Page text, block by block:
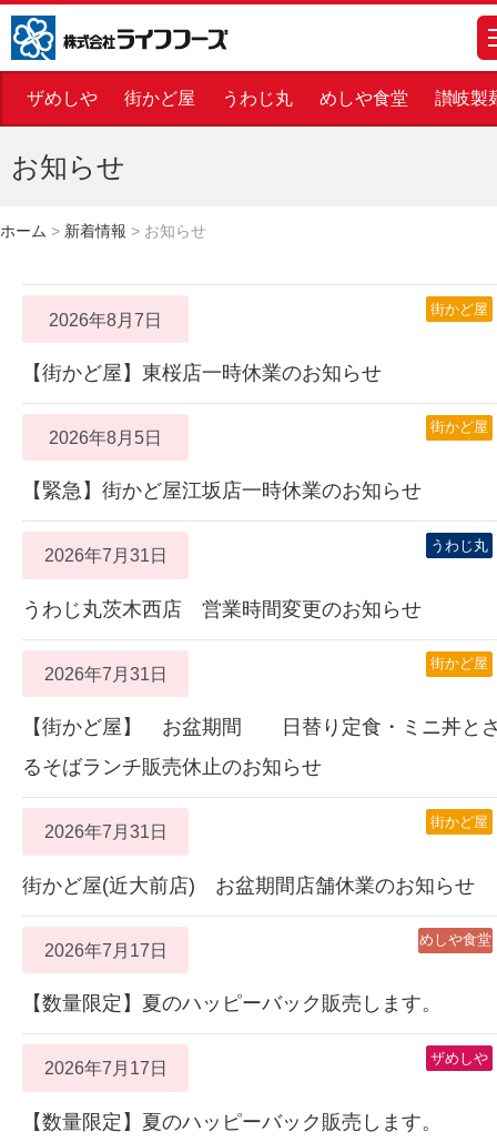
株式会社ライフフーズ
ザめしや 街かど屋 うわじ丸 めしや食堂 讃岐製
お知らせ
ホーム > 新着情報 > お知らせ
2026年8月7日 街かど屋
【街かど屋】東桜店一時休業のお知らせ
2026年8月5日 街かど屋
【緊急】街かど屋江坂店一時休業のお知らせ
2026年7月31日 うわじ丸
うわじ丸茨木西店 営業時間変更のお知らせ
2026年7月31日 街かど屋
【街かど屋】 お盆期間 日替り定食・ミニ丼と
るそばランチ販売休止のお知らせ
2026年7月31日 街かど屋
街かど屋(近大前店) お盆期間店舗休業のお知らせ
2026年7月17日 めしや食堂
【数量限定】夏のハッピーバック販売します。
2026年7月17日 ザめしや
【数量限定】夏のハッピーバック販売します。